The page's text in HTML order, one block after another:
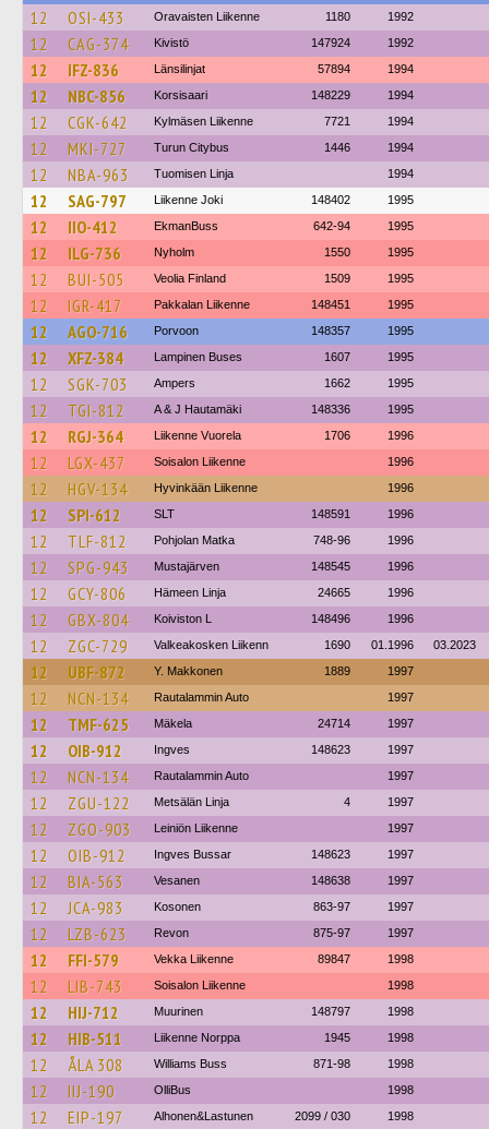
12 OSI-433 Oravaisten Liikenne 1180 1992
12 CAG-374 Kivistö 147924 1992
12 IFZ-836 Länsilinjat 57894 1994
12 NBC-856 Korsisaari 148229 1994
12 CGK-642 Kylmäsen Liikenne 7721 1994
12 MKI-727 Turun Citybus 1446 1994
12 NBA-963 Tuomisen Linja 1994
12 SAG-797 Liikenne Joki 148402 1995
12 IIO-412 EkmanBuss 642-94 1995
12 ILG-736 Nyholm 1550 1995
12 BUI-505 Veolia Finland 1509 1995
12 IGR-417 Pakkalan Liikenne 148451 1995
12 AGO-716 Porvoon 148357 1995
12 XFZ-384 Lampinen Buses 1607 1995
12 SGK-703 Ampers 1662 1995
12 TGI-812 A & J Hautamäki 148336 1995
12 RGJ-364 Liikenne Vuorela 1706 1996
12 LGX-437 Soisalon Liikenne 1996
12 HGV-134 Hyvinkään Liikenne 1996
12 SPI-612 SLT 148591 1996
12 TLF-812 Pohjolan Matka 748-96 1996
12 SPG-943 Mustajärven 148545 1996
12 GCY-806 Hämeen Linja 24665 1996
12 GBX-804 Koiviston L 148496 1996
12 ZGC-729 Valkeakosken Liikenn 1690 01.1996 03.2023
12 UBF-872 Y. Makkonen 1889 1997
12 NCN-134 Rautalammin Auto 1997
12 TMF-625 Mäkela 24714 1997
12 OIB-912 Ingves 148623 1997
12 NCN-134 Rautalammin Auto 1997
12 ZGU-122 Metsälän Linja 4 1997
12 ZGO-903 Leiniön Liikenne 1997
12 OIB-912 Ingves Bussar 148623 1997
12 BIA-563 Vesanen 148638 1997
12 JCA-983 Kosonen 863-97 1997
12 LZB-623 Revon 875-97 1997
12 FFI-579 Vekka Liikenne 89847 1998
12 LIB-743 Soisalon Liikenne 1998
12 HIJ-712 Muurinen 148797 1998
12 HIB-511 Liikenne Norppa 1945 1998
12 ÅLA 308 Williams Buss 871-98 1998
12 IIJ-190 OlliBus 1998
12 EIP-197 Alhonen&Lastunen 2099 / 030 1998